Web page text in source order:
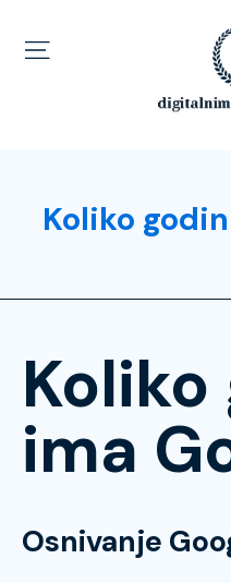
Koliko
ima
Osnivanje